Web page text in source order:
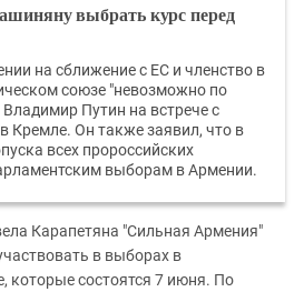
выбрать курс перед
на сближение с ЕС и членство в
союзе "невозможно по
Путин на встрече с
Он также заявил, что в
всех пророссийских
выборам в Армении.
Карапетяна "Сильная Армения"
в выборах в
которые состоятся 7 июня. По